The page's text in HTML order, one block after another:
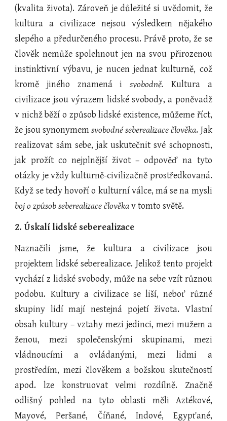
(kvalita života). Zároveň je důležité si uvědomit, že
kultura a civilizace nejsou výsledkem nějakého
slepého a předurčeného procesu. Právě proto, že se
člověk nemůže spolehnout jen na svou přirozenou
instinktivní výbavu, je nucen jednat kulturně, což
kromě jiného znamená isvobodně. Kultura a
civilizace jsou výrazem lidské svobody, a poněvadž
v nichž běží o způsob lidské existence, můžeme říct,
že jsou synonymemsvobodné seberealizace člověka. Jak
realizovat sám sebe, jak uskutečnit své schopnosti,
jak prožít co nejplnější život – odpověď na tyto
otázky je vždy kulturně-civilizačně prostředkovaná.
Když se tedy hovoří o kulturní válce, má se na mysli
boj o způsob seberealizace člověkav tomto světě.
2. Úskalí lidské seberealizace
Naznačili jsme, že kultura a civilizace jsou
projektem lidské seberealizace. Jelikož tento projekt
vychází z lidské svobody, může na sebe vzít různou
podobu. Kultury a civilizace se liší, neboť různé
skupiny lidí mají nestejná pojetí života. Vlastní
obsah kultury – vztahy mezi jedinci, mezi mužem a
ženou, mezi společenskými skupinami, mezi
vládnoucími a ovládanými, mezi lidmi a
prostředím, mezi člověkem a božskou skutečností
apod. lze konstruovat velmi rozdílně. Značně
odlišný pohled na tyto oblasti měli Aztékové,
Mayové, Peršané, Číňané, Indové, Egypťané,